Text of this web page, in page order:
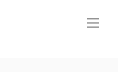
menüyü
aç